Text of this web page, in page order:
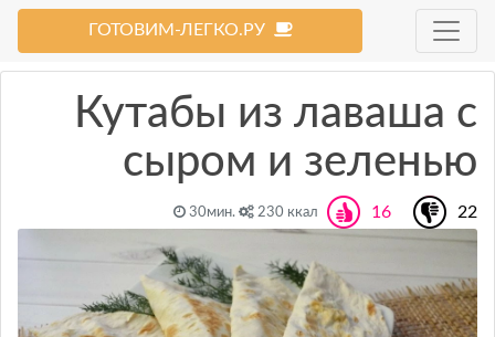
ГОТОВИМ-ЛЕГКО.РУ
Кутабы из лаваша с
сыром и зеленью
30мин. 230 ккал 16 22